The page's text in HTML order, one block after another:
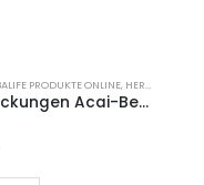
PRODUKTE ONLINE, HERBALIFE SPORT H24
Herbalife CR7 Drive Portionspackungen Acai-Beere 270g